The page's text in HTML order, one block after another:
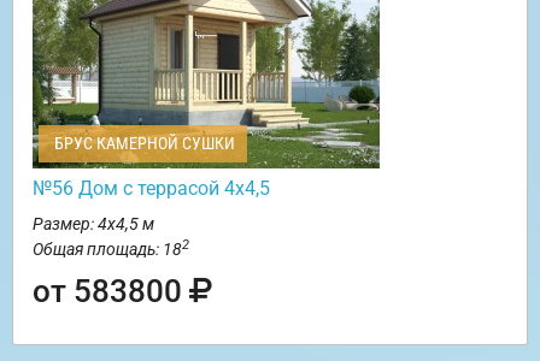
БРУС КАМЕРНОЙ СУШКИ
№56 Дом с террасой 4х4,5
Размер: 4х4,5 м
Общая площадь: 182
от 583800